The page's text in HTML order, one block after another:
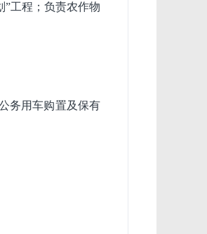
工程；负责农作物
务用车购置及保有